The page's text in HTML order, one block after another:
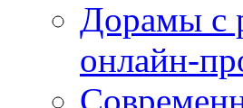
Дорамы с
онлайн-